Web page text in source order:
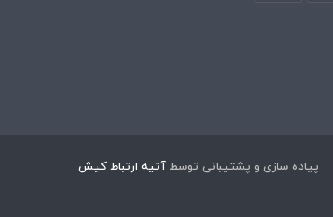
پیاده سازی و پشتیبانی توسط آتیه ارتباط کیش